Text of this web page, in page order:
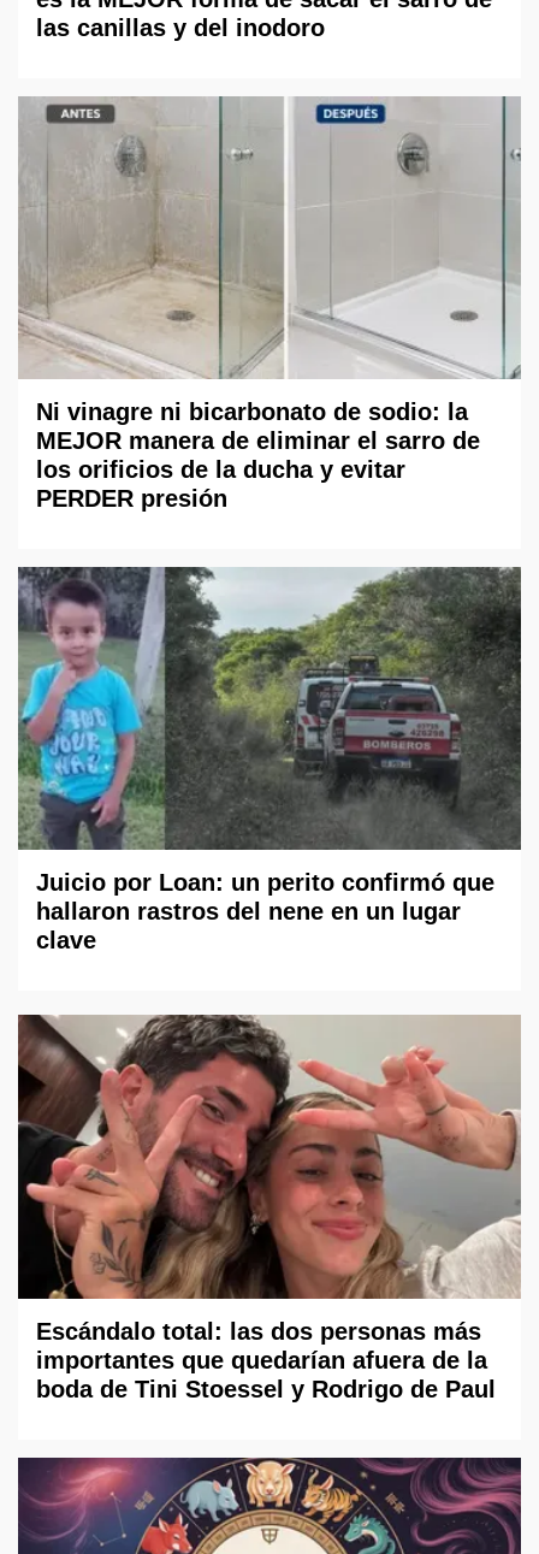
las canillas y del inodoro
Ni vinagre ni bicarbonato de sodio: la
MEJOR manera de eliminar el sarro de
los orificios de la ducha y evitar
PERDER presión
Juicio por Loan: un perito confirmó que
hallaron rastros del nene en un lugar
clave
Escándalo total: las dos personas más
importantes que quedarían afuera de la
boda de Tini Stoessel y Rodrigo de Paul